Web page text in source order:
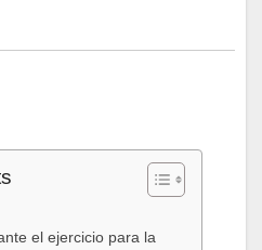
el ejercicio para la